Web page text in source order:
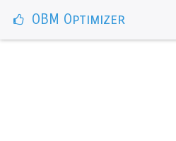
OBM Optimizer